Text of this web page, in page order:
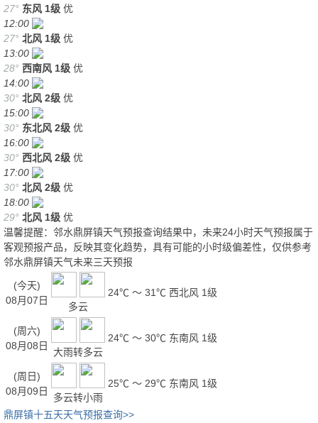
27° 东风 1级 优
12:00
27° 北风 1级 优
13:00
28° 西南风 1级 优
14:00
30° 北风 2级 优
15:00
30° 东北风 2级 优
16:00
30° 西北风 2级 优
17:00
30° 北风 2级 优
18:00
29° 北风 1级 优
温馨提醒：邻水鼎屏镇天气预报查询结果中，未来24小时天气预报属于
客观预报产品，反映其变化趋势，具有可能的小时级偏差性，仅供参考
邻水鼎屏镇天气未来三天预报
(今天)
08月07日
多云
24℃ ～ 31℃ 西北风 1级
(周六)
08月08日
大雨转多云
24℃ ～ 30℃ 东南风 1级
(周日)
08月09日
多云转小雨
25℃ ～ 29℃ 东南风 1级
鼎屏镇十五天天气预报查询>>